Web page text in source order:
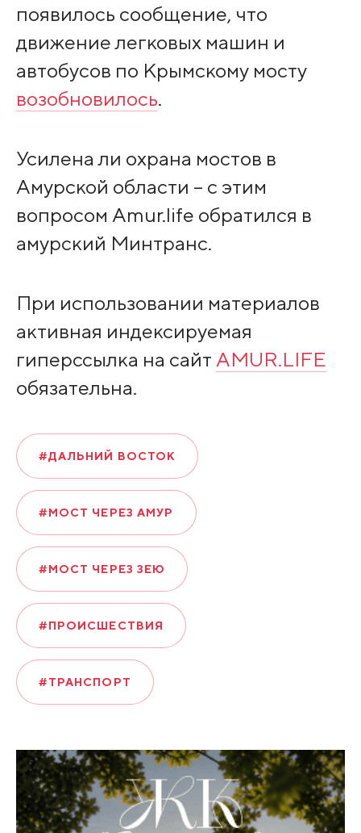
появилось сообщение, что
движение легковых машин и
автобусов по Крымскому мосту
возобновилось.
Усилена ли охрана мостов в
Амурской области – с этим
вопросом Amur.life обратился в
амурский Минтранс.
При использовании материалов
активная индексируемая
гиперссылка на сайт AMUR.LIFE
обязательна.
#ДАЛЬНИЙ ВОСТОК
#МОСТ ЧЕРЕЗ АМУР
#МОСТ ЧЕРЕЗ ЗЕЮ
#ПРОИСШЕСТВИЯ
#ТРАНСПОРТ